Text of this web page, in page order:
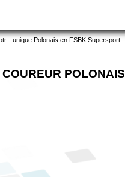
- unique Polonais en FSBK Supersport